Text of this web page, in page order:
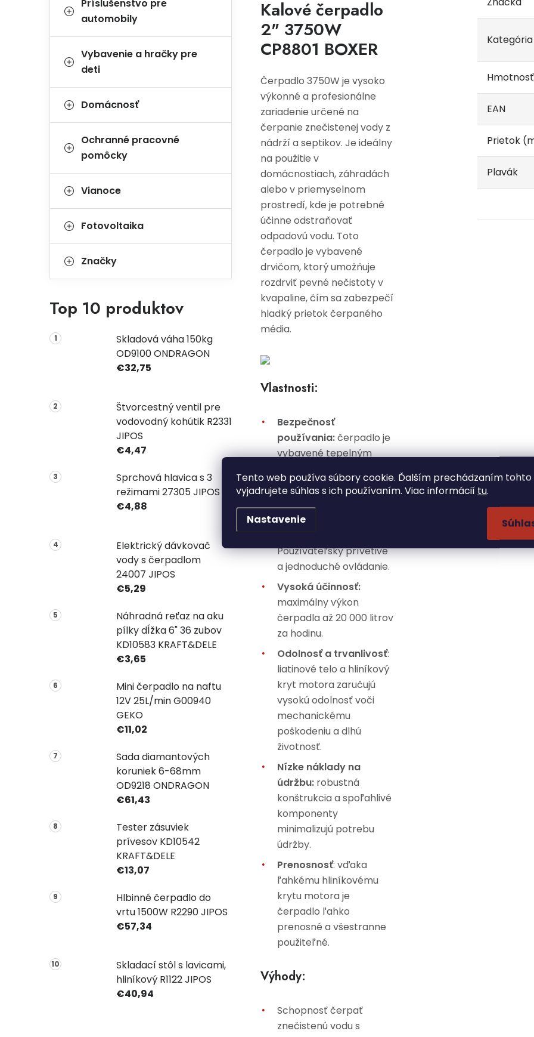
Tento web používa súbory cookie. Ďalším prechádzaním tohto
vyjadrujete súhlas s ich používaním. Viac informácií tu.
Nastavenie
Príslušenstvo pre
automobily
Vybavenie a hračky pre
deti
Domácnosť
Ochranné pracovné
pomôcky
Vianoce
Fotovoltaika
Značky
Top 10 produktov
Skladová váha 150kg
OD9100 ONDRAGON
€32,75
Štvorcestný ventil pre
vodovodný kohútik R2331
JIPOS
€4,47
Sprchová hlavica s 3
režimami 27305 JIPOS
€4,88
Elektrický dávkovač
vody s čerpadlom
24007 JIPOS
€5,29
Náhradná reťaz na aku
pílky dĺžka 6" 36 zubov
KD10583 KRAFT&DELE
€3,65
Mini čerpadlo na naftu
12V 25L/min G00940
GEKO
€11,02
Sada diamantových
koruniek 6-68mm
OD9218 ONDRAGON
€61,43
Tester zásuviek
prívesov KD10542
KRAFT&DELE
€13,07
Hlbinné čerpadlo do
vrtu 1500W R2290 JIPOS
€57,34
Skladací stôl s lavicami,
hliníkový R1122 JIPOS
€40,94
Kalové čerpadlo
2" 3750W
CP8801 BOXER
Čerpadlo 3750W je vysoko
výkonné a profesionálne
zariadenie určené na
čerpanie znečistenej vody z
nádrží a septikov. Je ideálny
na použitie v
domácnostiach, záhradách
alebo v priemyselnom
prostredí, kde je potrebné
účinne odstraňovať
odpadovú vodu. Toto
čerpadlo je vybavené
drvičom, ktorý umožňuje
rozdrviť pevné nečistoty v
kvapaline, čím sa zabezpečí
hladký prietok čerpaného
média.
Vlastnosti:
Bezpečnosť
používania:čerpadlo je
vybavené tepelným
zariadenie pred
Jednoduché
Používateľsky prívetivé
a jednoduché ovládanie.
Vysoká účinnosť:
maximálny výkon
čerpadla až 20 000 litrov
za hodinu.
Odolnosť a trvanlivosť:
liatinové telo a hliníkový
kryt motora zaručujú
vysokú odolnosť voči
mechanickému
poškodeniu a dlhú
životnosť.
Nízke náklady na
údržbu: robustná
konštrukcia a spoľahlivé
komponenty
minimalizujú potrebu
údržby.
Prenosnosť: vďaka
ľahkému hliníkovému
krytu motora je
čerpadlo ľahko
prenosné a všestranne
použiteľné.
Výhody:
Schopnosť čerpať
znečistenú vodu s
Kategória
Hmotnosť
EAN
Prietok
Plavák